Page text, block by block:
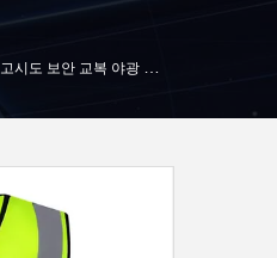
고시도 보안 교복 야광 조끼 대량 판매 안전 조끼 도로 안전은 도로 노동자들 안전 클로티에게 입힙니다